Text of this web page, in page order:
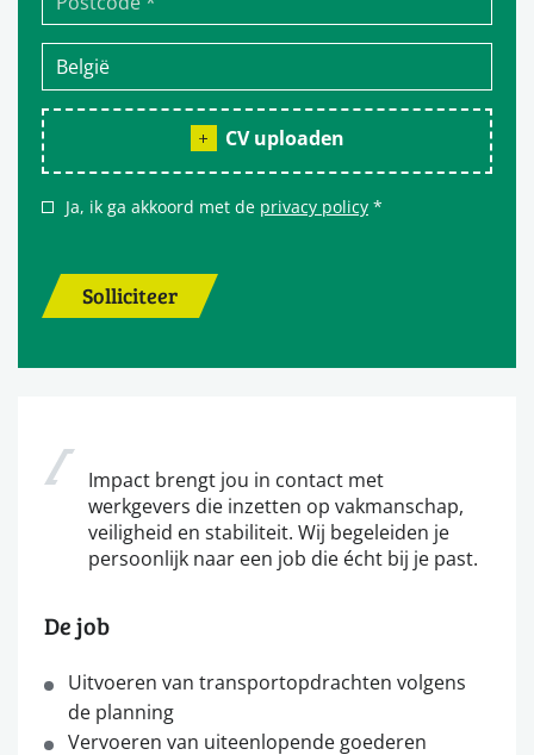
CV uploaden
Ja, ik ga akkoord met de privacy policy *
Solliciteer
Impact brengt jou in contact met
werkgevers die inzetten op vakmanschap,
veiligheid en stabiliteit. Wij begeleiden je
persoonlijk naar een job die écht bij je past.
De job
Uitvoeren van transportopdrachten volgens
de planning
Vervoeren van uiteenlopende goederen